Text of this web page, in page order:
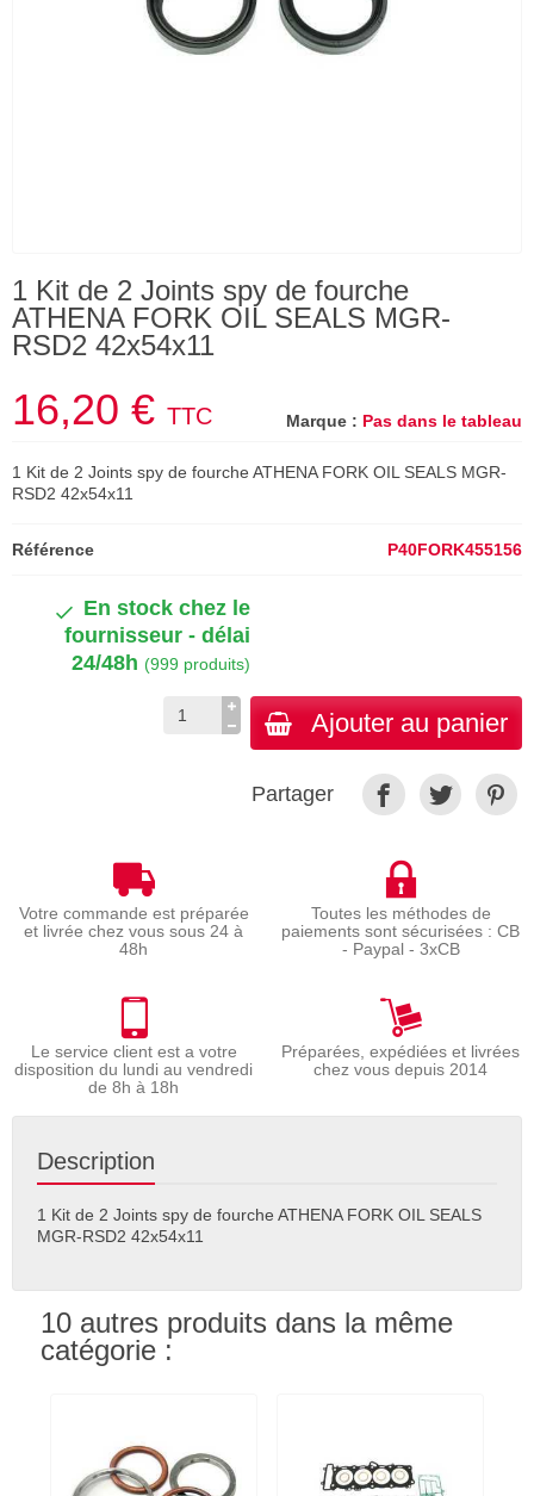
1 Kit de 2 Joints spy de fourche
ATHENA FORK OIL SEALS MGR-
RSD2 42x54x11
Marque : Pas dans le tableau
16,20 € TTC
1 Kit de 2 Joints spy de fourche ATHENA FORK OIL SEALS MGR-
RSD2 42x54x11
Référence P40FORK455156
En stock chez le
fournisseur - délai
24/48h (999 produits)
Ajouter au panier
Partager
Votre commande est préparée
et livrée chez vous sous 24 à
48h
Toutes les méthodes de
paiements sont sécurisées : CB
- Paypal - 3xCB
Le service client est a votre
disposition du lundi au vendredi
de 8h à 18h
Préparées, expédiées et livrées
chez vous depuis 2014
Description
1 Kit de 2 Joints spy de fourche ATHENA FORK OIL SEALS
MGR-RSD2 42x54x11
10 autres produits dans la même
catégorie :